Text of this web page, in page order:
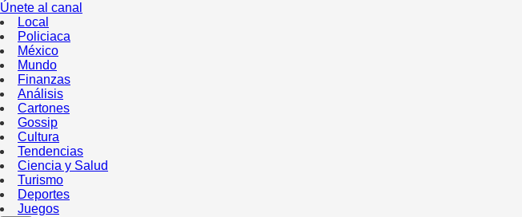
Únete al canal
Local
Policiaca
México
Mundo
Finanzas
Análisis
Cartones
Gossip
Cultura
Tendencias
Ciencia y Salud
Turismo
Deportes
Juegos